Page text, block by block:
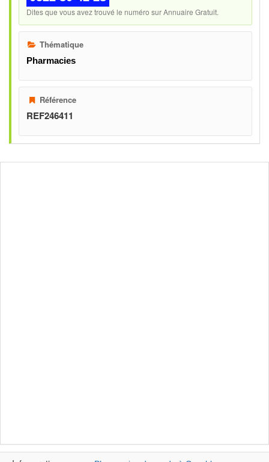
Dites que vous avez trouvé le numéro sur Annuaire Gratuit.
Thématique
Pharmacies
Référence
REF246411